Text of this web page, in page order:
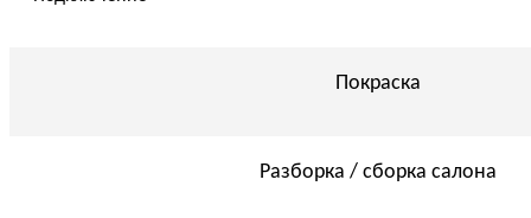
Покраска
Разборка / сборка салона